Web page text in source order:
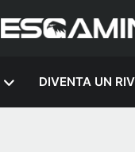
DIVENTA UN